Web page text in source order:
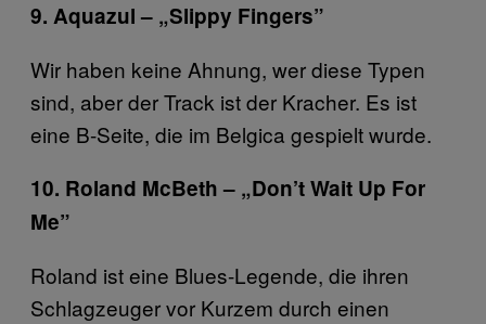
9. Aquazul – „Slippy Fingers”
Wir haben keine Ahnung, wer diese Typen
sind, aber der Track ist der Kracher. Es ist
eine B-Seite, die im Belgica gespielt wurde.
10. Roland McBeth – „Don’t Wait Up For
Me”
Roland ist eine Blues-Legende, die ihren
Schlagzeuger vor Kurzem durch einen